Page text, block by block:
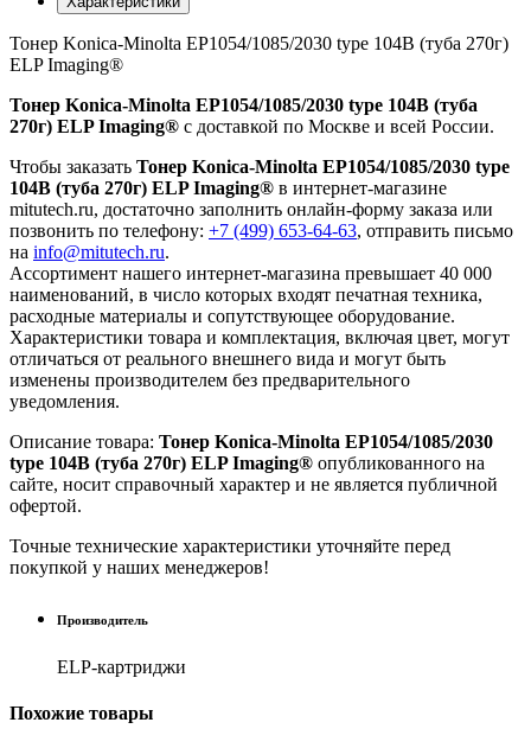
Тонер Konica-Minolta EP1054/1085/2030 type 104B (туба 270г)
ELP Imaging®
Тонер Konica-Minolta EP1054/1085/2030 type 104B (туба
270г) ELP Imaging® с доставкой по Москве и всей России.
Чтобы заказать Тонер Konica-Minolta EP1054/1085/2030 type
104B (туба 270г) ELP Imaging® в интернет-магазине
mitutech.ru, достаточно заполнить онлайн-форму заказа или
позвонить по телефону: +7 (499) 653-64-63, отправить письмо
на info@mitutech.ru.
Ассортимент нашего интернет-магазина превышает 40 000
наименований, в число которых входят печатная техника,
расходные материалы и сопутствующее оборудование.
Характеристики товара и комплектация, включая цвет, могут
отличаться от реального внешнего вида и могут быть
изменены производителем без предварительного
уведомления.
Описание товара: Тонер Konica-Minolta EP1054/1085/2030
type 104B (туба 270г) ELP Imaging® опубликованного на
сайте, носит справочный характер и не является публичной
офертой.
Точные технические характеристики уточняйте перед
покупкой у наших менеджеров!
Производитель
ELP-картриджи
Похожие товары